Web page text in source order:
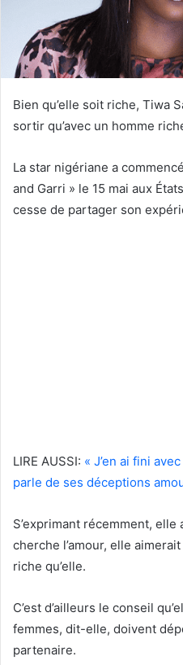
Bien qu’elle soit riche, Tiwa
sortir qu’avec un homme
La star nigériane a
and Garri » le 15 mai aux
cesse de partager son
LIRE AUSSI: « J’en ai fini
parle de ses déceptions
S’exprimant récemment,
cherche l’amour, elle
riche qu’elle.
C’est d’ailleurs le conseil
femmes, dit-elle, doivent
partenaire.